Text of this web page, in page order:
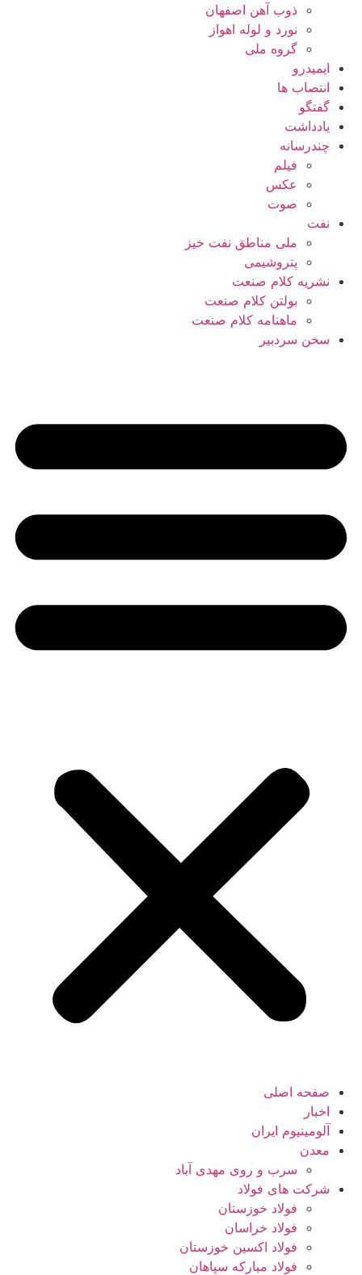
ذوب آهن اصفهان
نورد و لوله اهواز
گروه ملی
ایمیدرو
انتصاب ها
گفتگو
یادداشت
چندرسانه
فیلم
عکس
صوت
نفت
ملی مناطق نفت خیز
پتروشیمی
نشریه کلام صنعت
بولتن کلام صنعت
ماهنامه کلام صنعت
سخن سردبیر
صفحه اصلی
اخبار
آلومینیوم ایران
معدن
سرب و روی مهدی آباد
شرکت های فولاد
فولاد خوزستان
فولاد خراسان
فولاد اکسین خوزستان
فولاد مبارکه سپاهان